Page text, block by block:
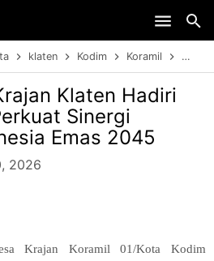
klaten Kodim Koramil
Klaten Hadiri
Sinergi
Emas 2045
2026
Krajan Koramil 01/Kota Kodim